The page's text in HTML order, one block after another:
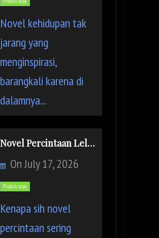
Novel kehidupan tak
jarang yang
menginspirasi,
barangkali karena di
dalamnya...
Novel Percintaan Lelaki di Panggung Sandiwara: Pengenalan
OnJuly 17, 2026
Produk saya
Kenapa sih novel
percintaan sering